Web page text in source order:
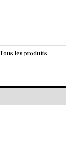
Tous les produits